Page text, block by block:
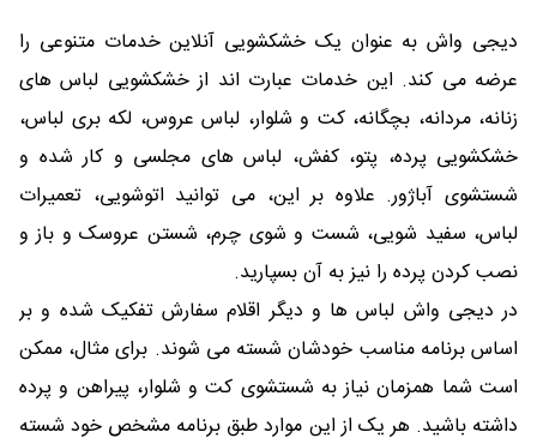
دیجی واش به عنوان یک خشکشویی آنلاین خدمات متنوعی را
عرضه می کند. این خدمات عبارت اند از خشکشویی لباس های
زنانه، مردانه، بچگانه، کت و شلوار، لباس عروس، لکه بری لباس،
خشکشویی پرده، پتو، کفش، لباس های مجلسی و کار شده و
شستشوی آباژور. علاوه بر این، می توانید اتوشویی، تعمیرات
لباس، سفید شویی، شست و شوی چرم، شستن عروسک و باز و
نصب کردن پرده را نیز به آن بسپارید.
در دیجی واش لباس ها و دیگر اقلام سفارش تفکیک شده و بر
اساس برنامه مناسب خودشان شسته می شوند. برای مثال، ممکن
است شما همزمان نیاز به شستشوی کت و شلوار، پیراهن و پرده
داشته باشید. هر یک از این موارد طبق برنامه مشخص خود شسته